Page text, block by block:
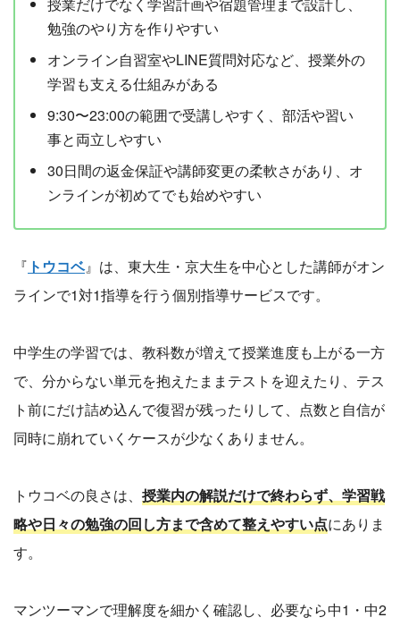
勉強のやり方を作りやすい
オンライン自習室やLINE質問対応など、授業外の
学習も支える仕組みがある
9:30〜23:00の範囲で受講しやすく、部活や習い
事と両立しやすい
30日間の返金保証や講師変更の柔軟さがあり、オ
ンラインが初めてでも始めやすい
『 トウコベ』は、東大生・京大生を中心とした講師がオン
ラインで1対1指導を行う個別指導サービスです。
中学生の学習では、教科数が増えて授業進度も上がる一方
で、分からない単元を抱えたままテストを迎えたり、テス
ト前にだけ詰め込んで復習が残ったりして、点数と自信が
同時に崩れていくケースが少なくありません。
トウコベの良さは、 授業内の解説だけで終わらず、学習戦
略や日々の勉強の回し方まで含めて整えやすい点にありま
す。
マンツーマンで理解度を細かく確認し、必要なら中1・中2